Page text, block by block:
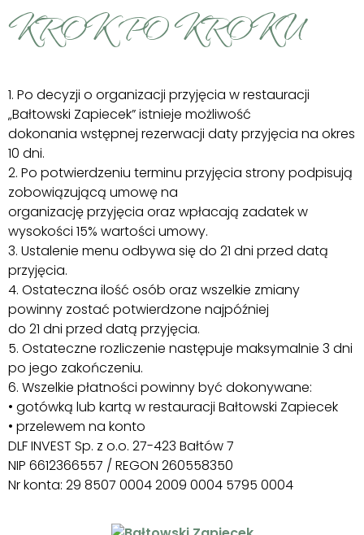
KROK PO KROKU
1. Po decyzji o organizacji przyjęcia w restauracji
„Bałtowski Zapiecek” istnieje możliwość
dokonania wstępnej rezerwacji daty przyjęcia na okres
10 dni.
2. Po potwierdzeniu terminu przyjęcia strony podpisują
zobowiązującą umowę na
organizację przyjęcia oraz wpłacają zadatek w
wysokości 15% wartości umowy.
3. Ustalenie menu odbywa się do 21 dni przed datą
przyjęcia.
4. Ostateczna ilość osób oraz wszelkie zmiany
powinny zostać potwierdzone najpóźniej
do 21 dni przed datą przyjęcia.
5. Ostateczne rozliczenie następuje maksymalnie 3 dni
po jego zakończeniu.
6. Wszelkie płatności powinny być dokonywane:
• gotówką lub kartą w restauracji Bałtowski Zapiecek
• przelewem na konto
DLF INVEST Sp. z o.o. 27-423 Bałtów 7
NIP 6612366557 / REGON 260558350
Nr konta: 29 8507 0004 2009 0004 5795 0004